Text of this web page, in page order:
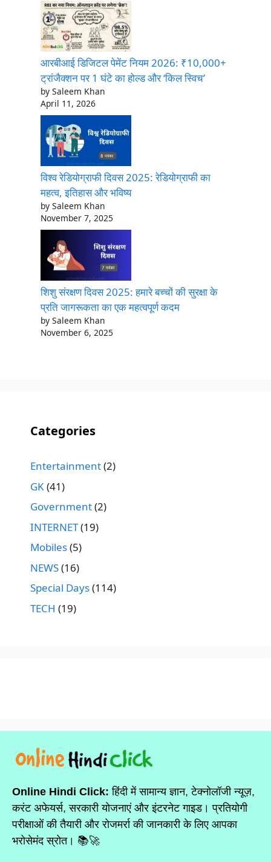
आरबीआई डिजिटल पेमेंट नियम 2026: ₹10,000+
ट्रांजैक्शन पर 1 घंटे का होल्ड और ‘किल स्विच’
by Saleem Khan
April 11, 2026
विश्व रेडियोग्राफी दिवस 2025: रेडियोग्राफी का
महत्व, इतिहास और भविष्य
by Saleem Khan
November 7, 2025
शिशु संरक्षण दिवस 2025: हमारे बच्चों की सुरक्षा के
प्रति जागरूकता का एक महत्वपूर्ण कदम
by Saleem Khan
November 6, 2025
Categories
Entertainment(2)
GK (41)
Government(2)
INTERNET(19)
Mobiles(5)
NEWS(16)
Special Days(114)
TECH (19)
Online Hindi Click: हिंदी में सामान्य ज्ञान, टेक्नोलॉजी न्यूज़,
करंट अफेयर्स, सरकारी योजनाएं और इंटरनेट गाइड। प्रतियोगी
परीक्षाओं की तैयारी और रोजमर्रा की जानकारी के लिए आपका
भरोसेमंद स्रोत। 📚🚀